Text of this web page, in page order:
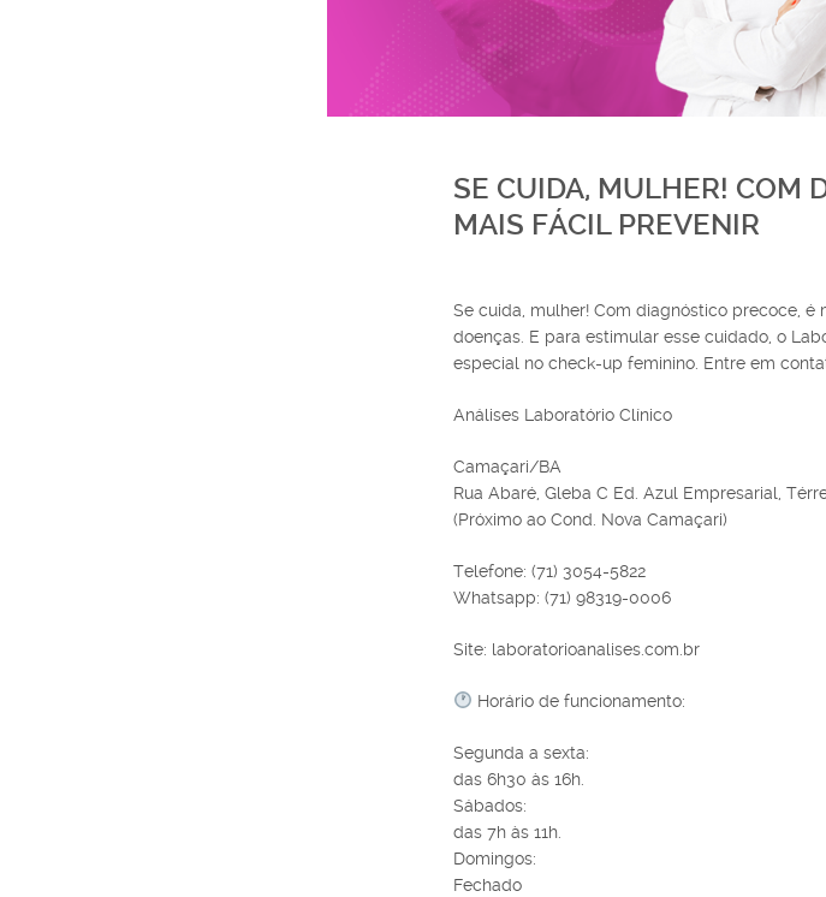
SE CUIDA, MULHER! COM
MAIS FÁCIL PREVENIR
Se cuida, mulher! Com diagnóstico precoce,
doenças. E para estimular esse cuidado, o
especial no check-up feminino. Entre em
Análises Laboratório Clínico
Camaçari/BA
Rua Abaré, Gleba C Ed. Azul Empresarial,
(Próximo ao Cond. Nova Camaçari)
Telefone: (71) 3054-5822
Whatsapp: (71) 98319-0006
Site: laboratorioanalises.com.br
Horário de funcionamento:
Segunda a sexta:
das 6h30 às 16h.
Sábados:
das 7h às 11h.
Domingos:
Fechado